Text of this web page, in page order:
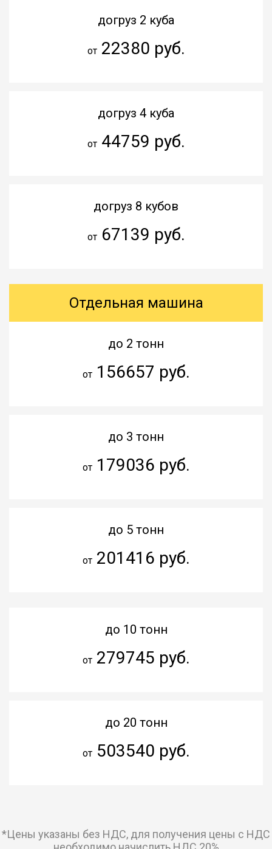
догруз 2 куба
от22380 руб.
догруз 4 куба
от44759 руб.
догруз 8 кубов
от67139 руб.
Отдельная машина
до 2 тонн
от156657 руб.
до 3 тонн
от179036 руб.
до 5 тонн
от201416 руб.
до 10 тонн
от279745 руб.
до 20 тонн
от503540 руб.
*Цены указаны без НДС, для получения цены с НДС